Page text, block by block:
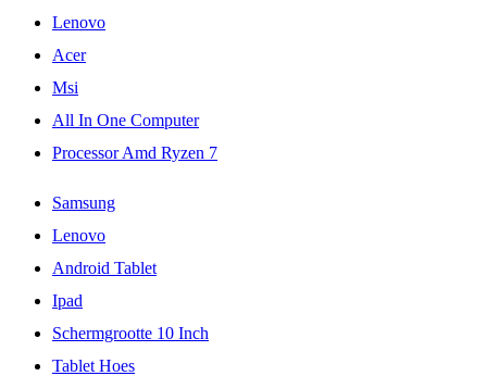
Lenovo
Acer
Msi
All In One Computer
Processor Amd Ryzen 7
Samsung
Lenovo
Android Tablet
Ipad
Schermgrootte 10 Inch
Tablet Hoes